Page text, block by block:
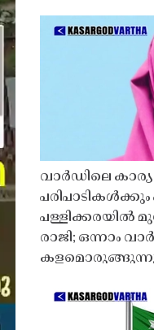
വാർഡിലെ
പള്ളിക്കരയിൽ
രാജി; ഒന്നാം